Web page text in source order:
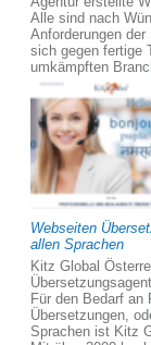
Alle sind nach
Anforderungen
sich gegen fertige
umkämpften
Webseiten
allen Sprachen
Kitz Global
Für den Bedarf an
Übersetzungen,
Sprachen ist Kitz